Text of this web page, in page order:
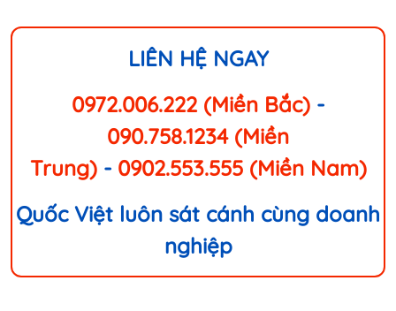
LIÊN HỆ NGAY
0972.006.222 (Miền Bắc) -
090.758.1234 (Miền
Trung) - 0902.553.555 (Miền Nam)
Quốc Việt luôn sát cánh cùng doanh
nghiệp